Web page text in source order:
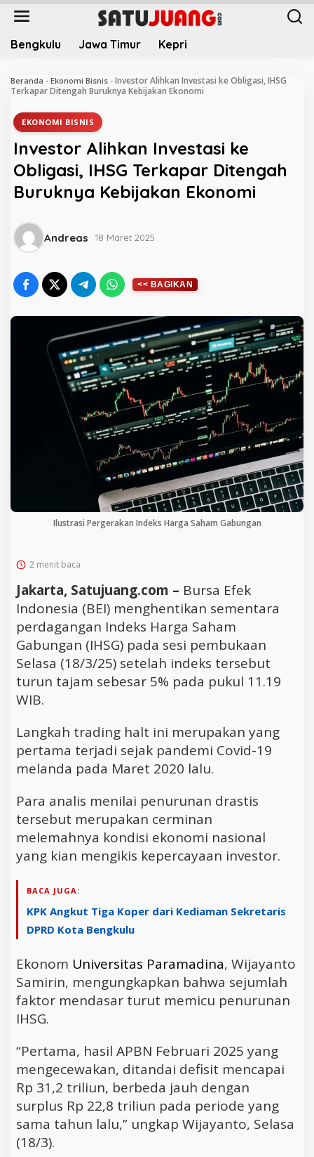
L
Bengkulu Jawa Timur Kepri
Beranda - Ekonomi Bisnis - Investor Alihkan Investasi ke Obligasi, IHSG
Terkapar Ditengah Buruknya Kebijakan Ekonomi
EKONOMI BISNIS
Investor Alihkan Investasi ke
Obligasi, IHSG Terkapar Ditengah
Buruknya Kebijakan Ekonomi
Andreas 18 Maret 2025
Ilustrasi Pergerakan Indeks Harga Saham Gabungan
2 menit baca
Jakarta, Satujuang.com – Bursa Efek
Indonesia (BEI) menghentikan sementara
perdagangan Indeks Harga Saham
Gabungan (IHSG) pada sesi pembukaan
Selasa (18/3/25) setelah indeks tersebut
turun tajam sebesar 5% pada pukul 11.19
WIB.
Langkah trading halt ini merupakan yang
pertama terjadi sejak pandemi Covid-19
melanda pada Maret 2020 lalu.
Para analis menilai penurunan drastis
tersebut merupakan cerminan
melemahnya kondisi ekonomi nasional
yang kian mengikis kepercayaan investor.
BACA JUGA:
KPK Angkut Tiga Koper dari Kediaman Sekretaris
DPRD Kota Bengkulu
Ekonom Universitas Paramadina, Wijayanto
Samirin, mengungkapkan bahwa sejumlah
faktor mendasar turut memicu penurunan
IHSG.
“Pertama, hasil APBN Februari 2025 yang
mengecewakan, ditandai defisit mencapai
Rp 31,2 triliun, berbeda jauh dengan
surplus Rp 22,8 triliun pada periode yang
sama tahun lalu,” ungkap Wijayanto, Selasa
(18/3).